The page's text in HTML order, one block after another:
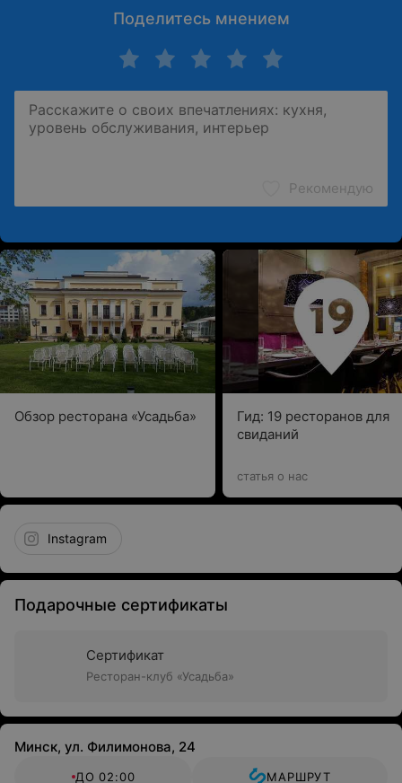
Поделитесь мнением
Рекомендую
Обзор ресторана «Усадьба»
Гид: 19 ресторанов для
свиданий
статья о нас
Instagram
Подарочные сертификаты
Сертификат
Ресторан-клуб «Усадьба»
Минск, ул. Филимонова, 24
ДО 02:00 МАРШРУТ